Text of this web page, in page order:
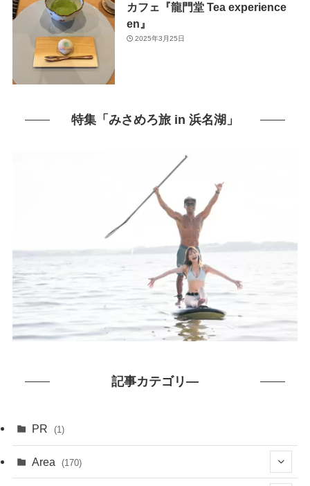
カフェ『龍門堂 Tea experience
en』
2025年3月25日
特集「みさめろ旅 in 浜名湖」
記事カテゴリ―
PR (1)
Area (170)